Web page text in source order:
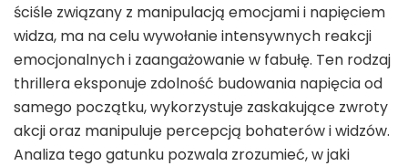
ściśle związany z manipulacją emocjami i napięciem
widza, ma na celu wywołanie intensywnych reakcji
emocjonalnych i zaangażowanie w fabułę. Ten rodzaj
thrillera eksponuje zdolność budowania napięcia od
samego początku, wykorzystuje zaskakujące zwroty
akcji oraz manipuluje percepcją bohaterów i widzów.
Analiza tego gatunku pozwala zrozumieć, w jaki